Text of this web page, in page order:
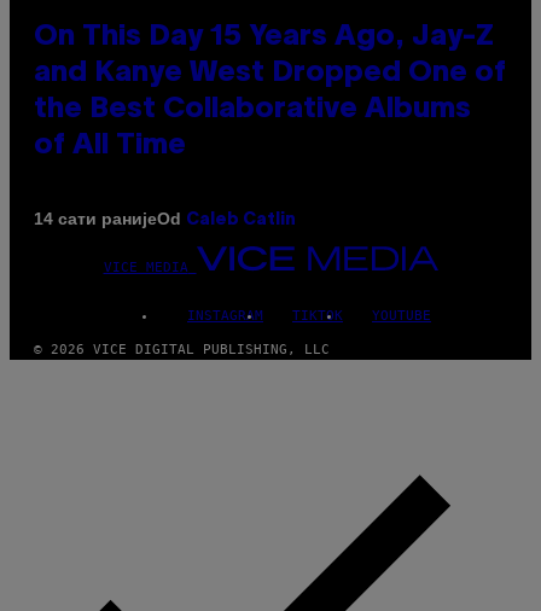
On This Day 15 Years Ago, Jay-Z
and Kanye West Dropped One of
the Best Collaborative Albums
of All Time
14 сати ранијеOd Caleb Catlin
VICE MEDIA
INSTAGRAM TIKTOK YOUTUBE
© 2026 VICE DIGITAL PUBLISHING, LLC